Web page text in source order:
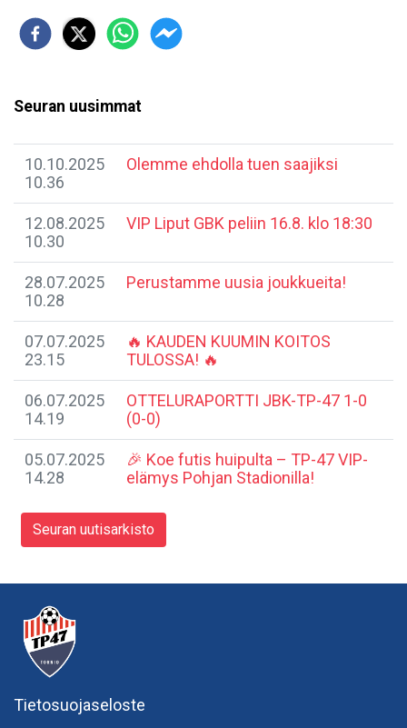
Seuran uusimmat
10.10.2025
10.36
Olemme ehdolla tuen saajiksi
12.08.2025
10.30
VIP Liput GBK peliin 16.8. klo 18:30
28.07.2025
10.28
Perustamme uusia joukkueita!
07.07.2025
23.15
🔥 KAUDEN KUUMIN KOITOS
TULOSSA! 🔥
06.07.2025
14.19
​OTTELURAPORTTI JBK-TP-47 1-0
(0-0)
05.07.2025
14.28
🎉 Koe futis huipulta – TP-47 VIP-
elämys Pohjan Stadionilla!
Seuran uutisarkisto
Tietosuojaseloste